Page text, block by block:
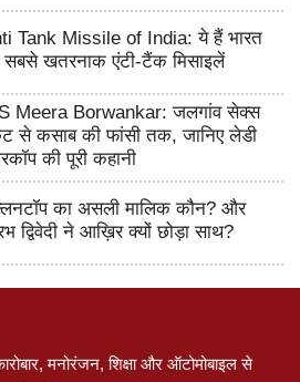
Tank Missile of India: ये हैं भारत
सबसे खतरनाक एंटी-टैंक मिसाइलें
Meera Borwankar: जलगांव सेक्स
से कसाब की फांसी तक, जानिए लेडी
की पूरी कहानी
का असली मालिक कौन? और
द्विवेदी ने आख़िर क्यों छोड़ा साथ?
मनोरंजन, शिक्षा और ऑटोमोबाइल से